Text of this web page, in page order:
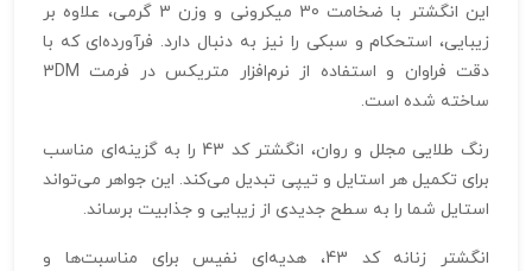
این انگشتر با ضخامت 30 میکرونی و وزن 3 گرمی، علاوه بر
زیبایی، استحکام و سبکی را نیز به دنبال دارد. فرآورده‌ای که با
دقت فراوان و استفاده از نرم‌افزار متریکس در فرمت 3DM
ساخته شده است.
رنگ طلایی مجلل و روان، انگشتر کد 43 را به گزینه‌ای مناسب
برای تکمیل هر استایل و تیپی تبدیل می‌کند. این جواهر می‌تواند
استایل شما را به سطح جدیدی از زیبایی و جذابیت برساند.
انگشتر زنانه کد 43، هدیه‌ای نفیس برای مناسبت‌ها و